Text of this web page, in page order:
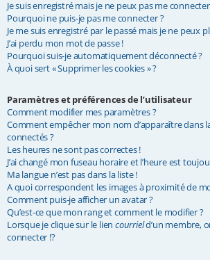
Je suis enregistré mais je ne peux pas me
Pourquoi ne puis-je pas me connecter ?
Je me suis enregistré par le passé mais je ne peux
J’ai perdu mon mot de passe !
Pourquoi suis-je automatiquement déconnecté ?
À quoi sert « Supprimer les cookies » ?
Paramètres et préférences de l’utilisateur
Comment modifier mes paramètres ?
Comment empêcher mon nom d’apparaître dans
connectés ?
Les heures ne sont pas correctes !
J’ai changé mon fuseau horaire et l’heure est
Ma langue n’est pas dans la liste !
A quoi correspondent les images à proximité de
Comment puis-je afficher un avatar ?
Qu’est-ce que mon rang et comment le modifier ?
Lorsque je clique sur le lien courrield’un membre,
connecter !?